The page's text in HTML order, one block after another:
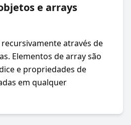
e arrays
através de
Elementos de array são
e propriedades de
em qualquer